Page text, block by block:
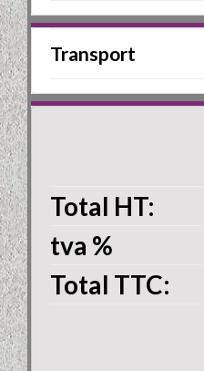
Transport
Total HT:
tva %
Total TTC: